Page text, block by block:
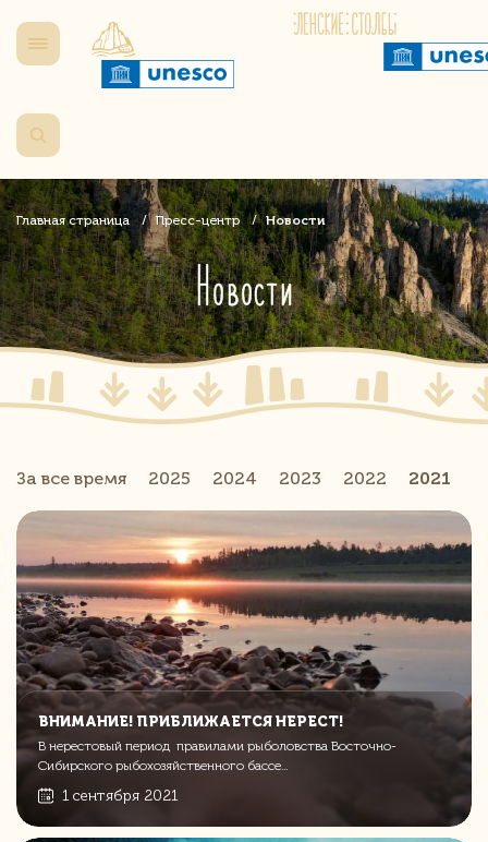
Главная страница Пресс-центр Новости
Новости
За все время 2025 2024 2023 2022 2021
ВНИМАНИЕ! ПРИБЛИЖАЕТСЯ НЕРЕСТ!
В нерестовый период правилами рыболовства Восточно-
Сибирского рыбохозяйственного бассе...
1 сентября 2021